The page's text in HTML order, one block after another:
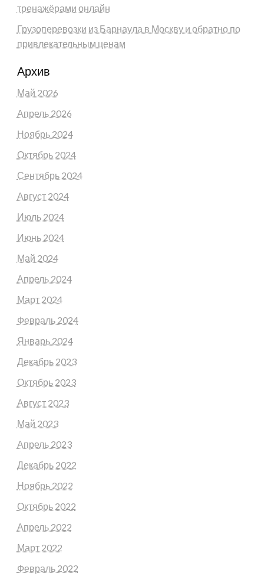
тренажёрами онлайн
Грузоперевозки из Барнаула в Москву и обратно по
привлекательным ценам
Архив
Май 2026
Апрель 2026
Ноябрь 2024
Октябрь 2024
Сентябрь 2024
Август 2024
Июль 2024
Июнь 2024
Май 2024
Апрель 2024
Март 2024
Февраль 2024
Январь 2024
Декабрь 2023
Октябрь 2023
Август 2023
Май 2023
Апрель 2023
Декабрь 2022
Ноябрь 2022
Октябрь 2022
Апрель 2022
Март 2022
Февраль 2022